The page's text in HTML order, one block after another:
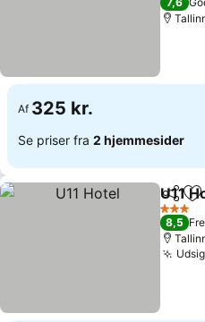
Af 325 kr.
Se priser fra 2 hjemmesider
Del
U11
3 Stjerner
8,5